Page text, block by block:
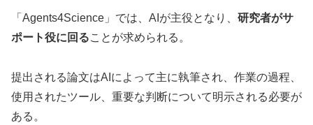
「Agents4Science」では、AIが主役となり、 研究者がサ
ポート役に回ることが求められる。
提出される論文はAIによって主に執筆され、作業の過程、
使用されたツール、重要な判断について明示される必要が
ある。